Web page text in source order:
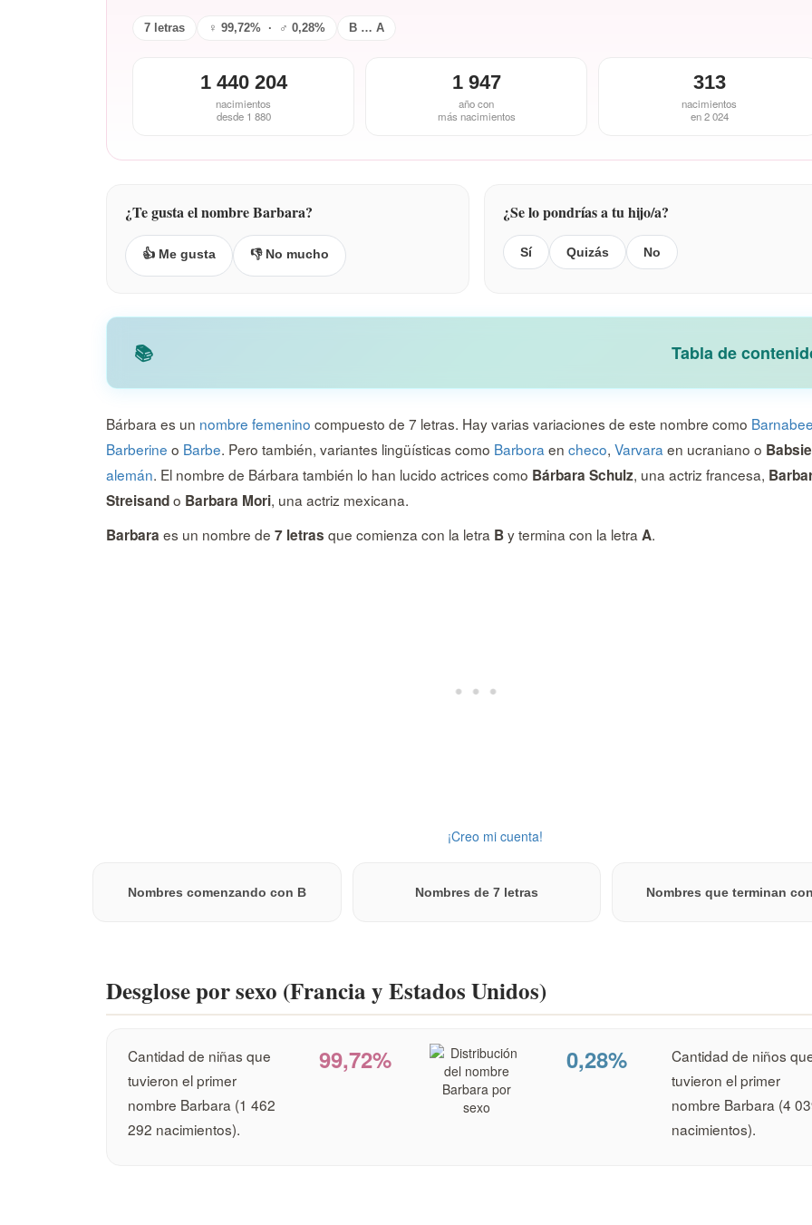
7 letras ♀ 99,72% · ♂ 0,28% B … A
1 440 204
nacimientos
desde 1 880
1 947
año con
más nacimientos
313
nacimientos
en 2 024
¿Te gusta el nombre Barbara?
👍 Me gusta 👎 No mucho
¿Se lo pondrías a tu hijo/a?
Sí Quizás No
Tabla de
Bárbara es un nombre femenino compuesto de 7 letras. Hay varias variaciones de este nombre como
Barberine o Barbe. Pero también, variantes lingüísticas como Barbora en checo, Varvara en ucraniano o Babsie
alemán. El nombre de Bárbara también lo han lucido actrices como Bárbara Schulz, una actriz francesa,
Streisando Barbara Mori, una actriz mexicana.
Barbara es un nombre de 7 letras que comienza con la letra By termina con la letra A.
¡Creo mi cuenta!
Nombres comenzando con B Nombres de 7 letras Nombres que terminan
Desglose por sexo (Francia y Estados Unidos)
Cantidad de niñas que
tuvieron el primer
nombre Barbara (1 462
292 nacimientos).
99,72% 0,28%
Cantidad de niños
tuvieron el primer
nombre Barbara (4
nacimientos).